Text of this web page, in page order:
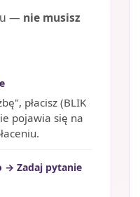
— nie musisz
płacisz (BLIK
pojawia się na
→ Zadaj pytanie